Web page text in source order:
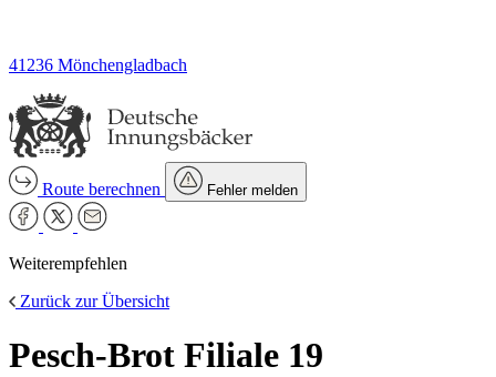
41236 Mönchengladbach
Route berechnen Fehler melden
Weiterempfehlen
Zurück zur Übersicht
Pesch-Brot Filiale 19